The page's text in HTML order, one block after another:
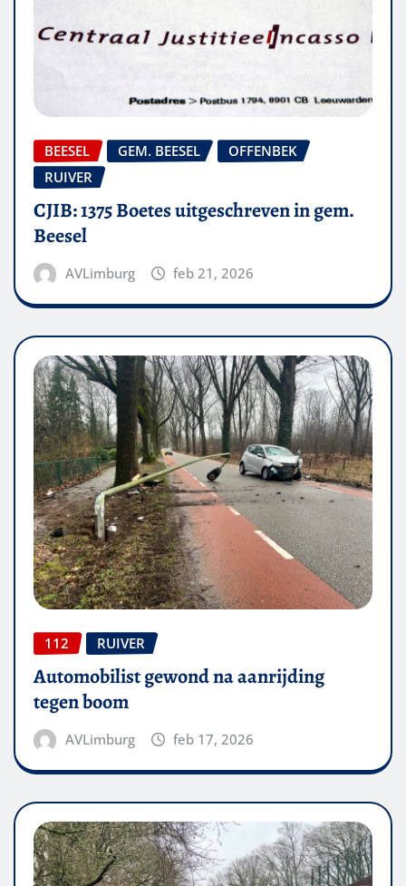
BEESEL GEM. BEESEL
OFFENBEK
RUIVER
CJIB: 1375 Boetes uitgeschreven in gem.
Beesel
AVLimburg feb 21, 2026
112 RUIVER
Automobilist gewond na aanrijding
tegen boom
AVLimburg feb 17, 2026